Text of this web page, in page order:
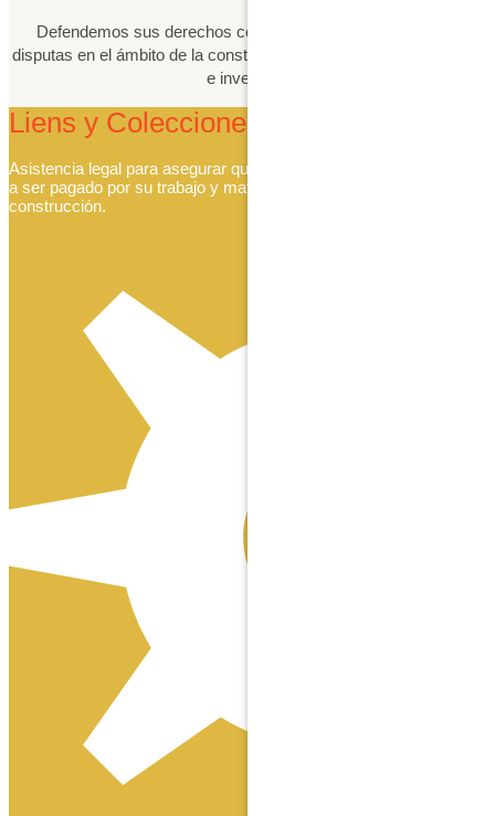
Defendemos sus derechos como contratista y resolvemos
disputas en el ámbito de la construcción para proteger su negocio
e inversión.
Liens y Colecciones
Asistencia legal para asegurar que se respeten sus derechos
a ser pagado por su trabajo y materiales en proyectos de
construcción.